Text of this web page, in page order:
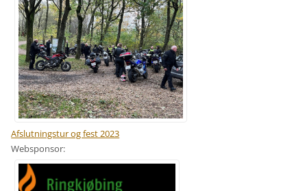
Afslutningstur og fest 2023
Websponsor: